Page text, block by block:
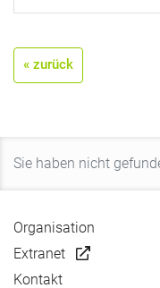
« zurück
Organisation
Extranet
Kontakt